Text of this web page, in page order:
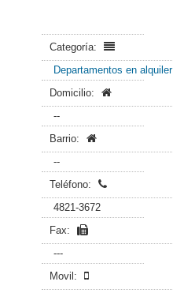
Categoría:
Departamentos en alquiler
Domicilio:
--
Barrio:
--
Teléfono:
4821-3672
Fax:
---
Movil: